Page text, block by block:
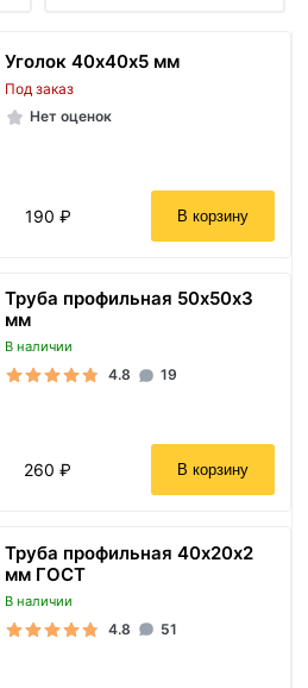
Уголок 40х40х5 мм
Под заказ
Нет оценок
190 ₽ В корзину
Труба профильная 50х50х3
мм
В наличии
4.8 19
260 ₽ В корзину
Труба профильная 40х20х2
мм ГОСТ
В наличии
4.8 51